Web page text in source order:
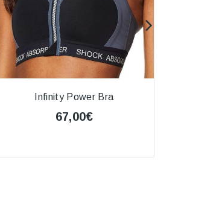
Infinity Power Bra
67,00€